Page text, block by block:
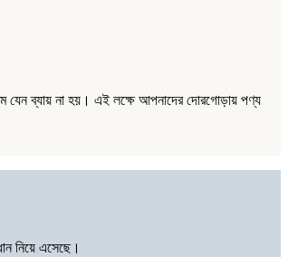
যেন ব্যায় না হয়। এই লক্ষে আপনাদের দোরগোড়ায় পণ্য
নিয়ে এসেছে।